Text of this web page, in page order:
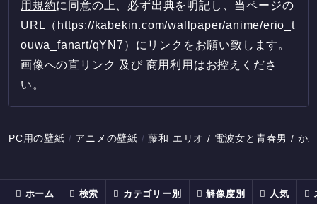
用規約に同意の上、必ず出典を明記し、当ページの
URL（ https://kabekin.com/wallpaper/anime/erio_t
ouwa_fanart/qYN7 ）にリンクをお願い致します。
画像への直リンク 及び 商用利用はお控えくださ
い。
PC用の壁紙 アニメの壁紙 藤和 エリオ / 電波女と青春男 / か
ホーム 検索 カテゴリー別 解像度別 人気